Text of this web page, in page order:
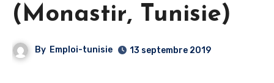
(Monastir, Tunisie)
By Emploi-tunisie 13 septembre 2019